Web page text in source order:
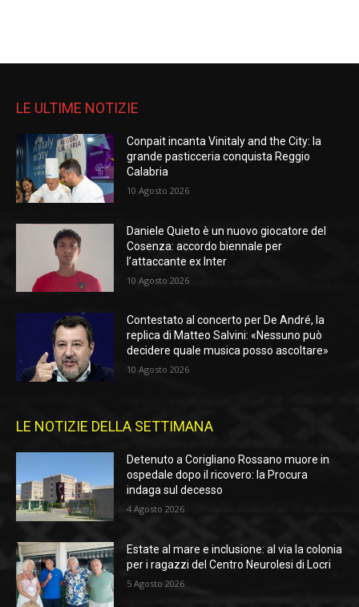
LE ULTIME NOTIZIE
Conpait incanta Vinitaly and the City: la
grande pasticceria conquista Reggio
Calabria
10 Agosto 2026
Daniele Quieto è un nuovo giocatore del
Cosenza: accordo biennale per
l’attaccante ex Inter
10 Agosto 2026
Contestato al concerto per De André, la
replica di Matteo Salvini: «Nessuno può
decidere quale musica posso ascoltare»
10 Agosto 2026
LE NOTIZIE DELLA SETTIMANA
Detenuto a Corigliano Rossano muore in
ospedale dopo il ricovero: la Procura
indaga sul decesso
4 Agosto 2026
Estate al mare e inclusione: al via la colonia
per i ragazzi del Centro Neurolesi di Locri
5 Agosto 2026